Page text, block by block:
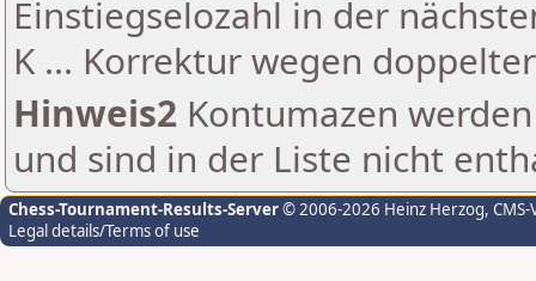
Einstiegselozahl in der
K ... Korrektur wegen
Hinweis2 Kontumazen
und sind in der Liste nicht
Chess-Tournament-Results-Server© 2006-2026 Heinz Herzog,
Legal details/Terms of use